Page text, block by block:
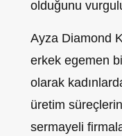
olduğunu
Ayza Diamond
erkek egemen
olarak
üretim
sermayeli